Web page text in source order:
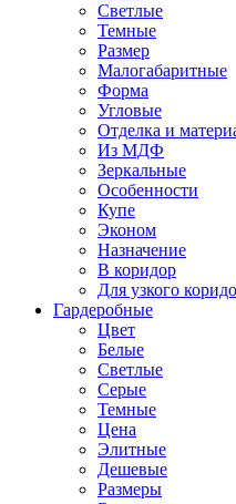
Светлые
Темные
Размер
Малогабаритные
Форма
Угловые
Отделка и
Из МДФ
Зеркальные
Особенности
Купе
Эконом
Назначение
В коридор
Для узкого
Гардеробные
Цвет
Белые
Светлые
Серые
Темные
Цена
Элитные
Дешевые
Размеры